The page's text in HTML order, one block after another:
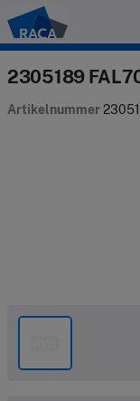
Raca
2305189
Artikelnummer